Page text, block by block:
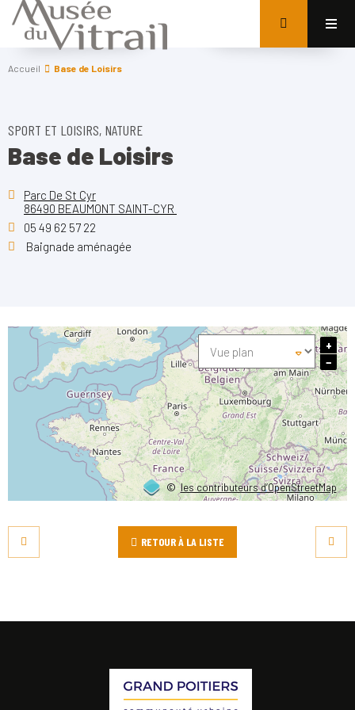
Accueil Base de Loisirs
SPORT ET LOISIRS, NATURE
Base de Loisirs
Parc De St Cyr
86490 BEAUMONT SAINT-CYR
05 49 62 57 22
Baignade aménagée
©les contributeurs d’OpenStreetMap
+
−
RETOUR À LA LISTE